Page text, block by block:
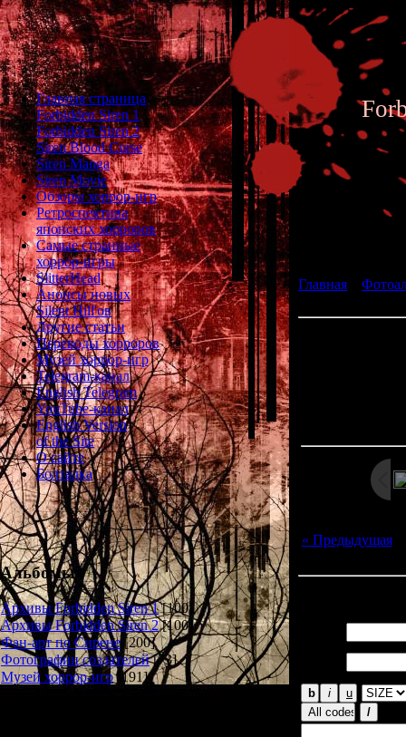
Главная страница
Forbidden Siren 1
Forbidden Siren 2
Siren Blood Curse
Siren Manga
Siren Movie
Обзоры хоррор-игр
Ретроспектива
японских хорроров
Самые странные
хоррор-игры
SlitterHead
Анонсы новых
Silent Hill'ов
Другие статьи
Переводы хорроров
Музей хоррор-игр
Telegram-канал
English Telegram
YouTube-канал
English Version
of the Site
О сайте
Болталка
Альбомы
Архивы Forbidden Siren 1 [100]
Архивы Forbidden Siren 2 [100]
Фан-арт по Сирене [200]
Фотографии создателей [73]
Музей хоррор-игр
[191]
Главная
« Предыдущая|